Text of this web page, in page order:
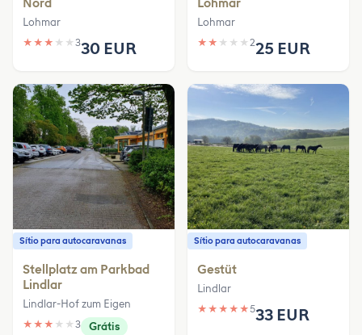
Lohmar
★ ★ ★ ★ ★ 330 EUR
Lohmar
★ ★ ★ ★ ★ 225 EUR
Sítio para autocaravanas
Stellplatz am Parkbad
Lindlar
Lindlar-Hof zum Eigen
★ ★ ★ ★ ★ 3 Grátis
Sítio para autocaravanas
Gestüt
Lindlar
★ ★ ★ ★ ★533 EUR